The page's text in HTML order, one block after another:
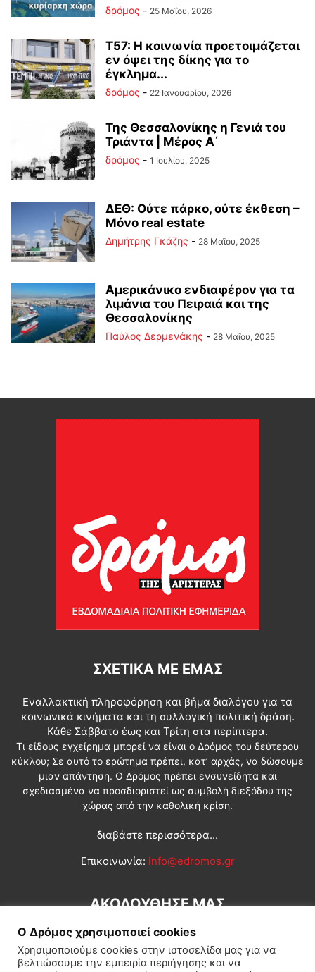
δρόμος - 25 Μαΐου, 2026
Τ57: Η κοινωνία προετοιμάζεται
εν όψει της δίκης για το
έγκλημα...
δρόμος - 22 Ιανουαρίου, 2026
Της Θεσσαλονίκης η Γενιά του
Τριάντα | Μέρος Α΄
δρόμος - 1 Ιουλίου, 2025
ΔΕΘ: Ούτε πάρκο, ούτε έκθεση –
Μόνο real estate
Δημήτρης Γκάζης - 28 Μαΐου, 2025
Αμερικάνικο ενδιαφέρον για τα
λιμάνια του Πειραιά και της
Θεσσαλονίκης
Παύλος Δερμενάκης - 28 Μαΐου, 2025
ΣΧΕΤΙΚΆ ΜΕ ΕΜΆΣ
Εναλλακτική πληροφόρηση και βήμα διαλόγου για τα
κοινωνικά κινήματα και τη συλλογική πολιτική δράση.
Κάθε Σάββατο έως και Τρίτη στα περίπτερα.
Τι είδους εγχείρημα μπορεί να είναι ο Δρόμος του δεύτερου
κύκλου; Σε αυτό το ερώτημα πρέπει, κατ’ αρχάς, να δώσουμε
μιαν απάντηση. Ο Δρόμος πρέπει ενσυνείδητα και
σχεδιασμένα να προσδιοριστεί ως συμβολή διεξόδου της
χώρας από την καθολική κρίση.
διαβάστε περισσότερα...
Επικοινωνία: info@edromos.gr
ΑΚΟΛΟΥΘΗΣΕ ΜΑΣ
Ο Δρόμος χρησιμοποιεί cookies
Χρησιμοποιούμε cookies στην ιστοσελίδα μας για να
βελτιώσουμε την εμπειρία περιήγησης και να